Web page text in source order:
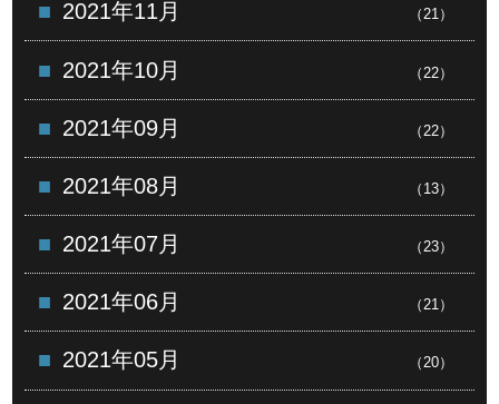
2021年11月 （21）
2021年10月 （22）
2021年09月 （22）
2021年08月 （13）
2021年07月 （23）
2021年06月 （21）
2021年05月 （20）